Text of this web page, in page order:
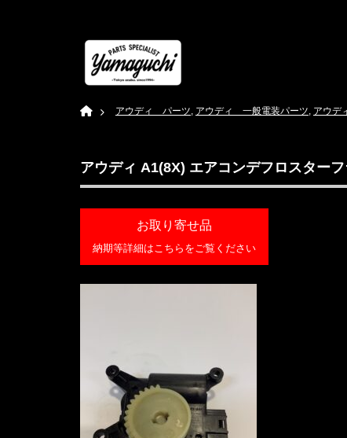
Home アウディ パーツ, アウディ 一般電装パーツ, アウデ
アウディ A1(8X) エアコンデフロスター
お取り寄せ品
納期等詳細はこちらをご覧ください